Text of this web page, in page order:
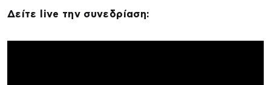
Δείτε live την συνεδρίαση: